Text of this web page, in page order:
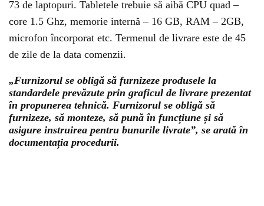
73 de laptopuri. Tabletele trebuie să aibă CPU quad –
core 1.5 Ghz, memorie internă – 16 GB, RAM – 2GB,
microfon încorporat etc. Termenul de livrare este de 45
de zile de la data comenzii.
„Furnizorul se obligă să furnizeze produsele la
standardele prevăzute prin graficul de livrare prezentat
în propunerea tehnică. Furnizorul se obligă să
furnizeze, să monteze, să pună în funcțiune și să
asigure instruirea pentru bunurile livrate”, se arată în
documentația procedurii.